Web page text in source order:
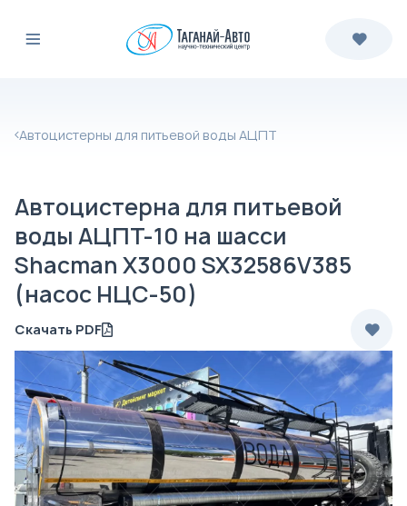
Автоцистерны для питьевой воды АЦПТ
Автоцистерна для питьевой
воды АЦПТ-10 на шасси
Shacman X3000 SX32586V385
(насос НЦС-50)
Скачать PDF